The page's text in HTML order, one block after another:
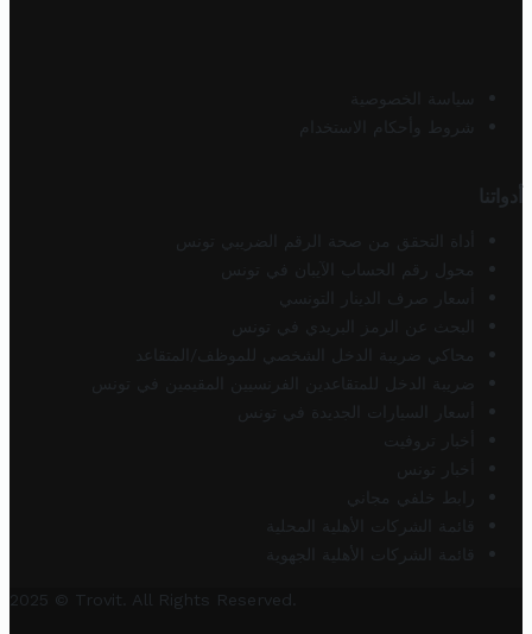
سياسة الخصوصية
شروط وأحكام الاستخدام
أدواتنا
أداة التحقق من صحة الرقم الضريبي تونس
محول رقم الحساب الآيبان في تونس
أسعار صرف الدينار التونسي
البحث عن الرمز البريدي في تونس
محاكي ضريبة الدخل الشخصي للموظف/المتقاعد
ضريبة الدخل للمتقاعدين الفرنسيين المقيمين في تونس
أسعار السيارات الجديدة في تونس
أخبار تروفيت
أخبار تونس
رابط خلفي مجاني
قائمة الشركات الأهلية المحلية
قائمة الشركات الأهلية الجهوية
2025 © Trovit. All Rights Reserved.